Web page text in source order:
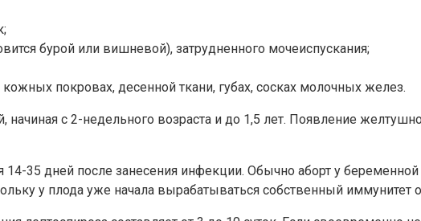
бурой или вишневой), затрудненного мочеиспускания;
покровах, десенной ткани, губах, сосках молочных желез.
с 2-недельного возраста и до 1,5 лет. Появление
35 дней после занесения инфекции. Обычно аборт у
у плода уже начала вырабатываться собственный иммунитет